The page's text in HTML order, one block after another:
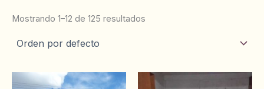
Mostrando 1–12 de 125 resultados